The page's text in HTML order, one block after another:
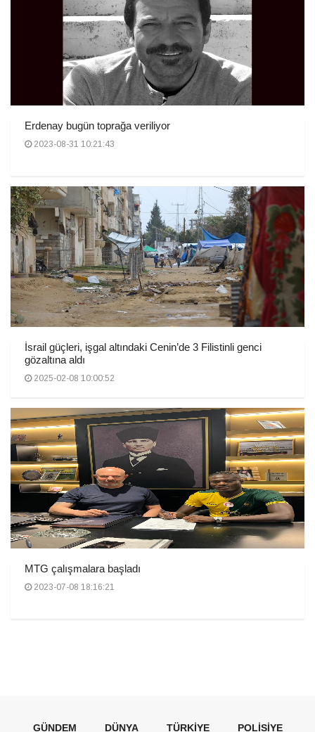
Erdenay bugün toprağa veriliyor
2023-08-31 10:21:43
İsrail güçleri, işgal altındaki Cenin’de 3 Filistinli genci
gözaltına aldı
2025-02-08 10:00:52
MTG çalışmalara başladı
2023-07-08 18:16:21
GÜNDEM DÜNYA TÜRKIYE POLISIYE